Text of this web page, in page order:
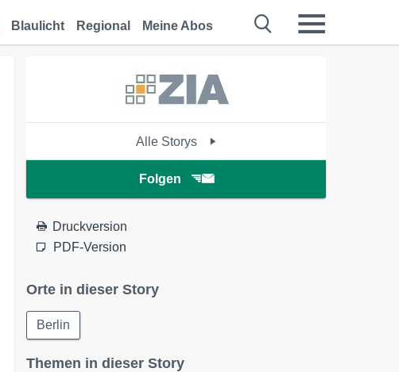
Blaulicht Regional Meine Abos
Alle Storys
Folgen
Druckversion
PDF-Version
Orte in dieser Story
Berlin
Themen in dieser Story